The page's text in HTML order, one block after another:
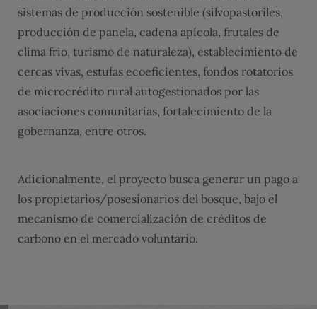
sistemas de producción sostenible (silvopastoriles,
producción de panela, cadena apícola, frutales de
clima frio, turismo de naturaleza), establecimiento de
cercas vivas, estufas ecoeficientes, fondos rotatorios
de microcrédito rural autogestionados por las
asociaciones comunitarias, fortalecimiento de la
gobernanza, entre otros.
Adicionalmente, el proyecto busca generar un pago a
los propietarios/posesionarios del bosque, bajo el
mecanismo de comercialización de créditos de
carbono en el mercado voluntario.